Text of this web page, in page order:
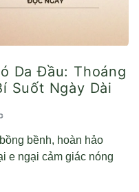
Da Đầu: Thoáng
Suốt Ngày Dài
bềnh, hoàn hảo
e ngại cảm giác nóng